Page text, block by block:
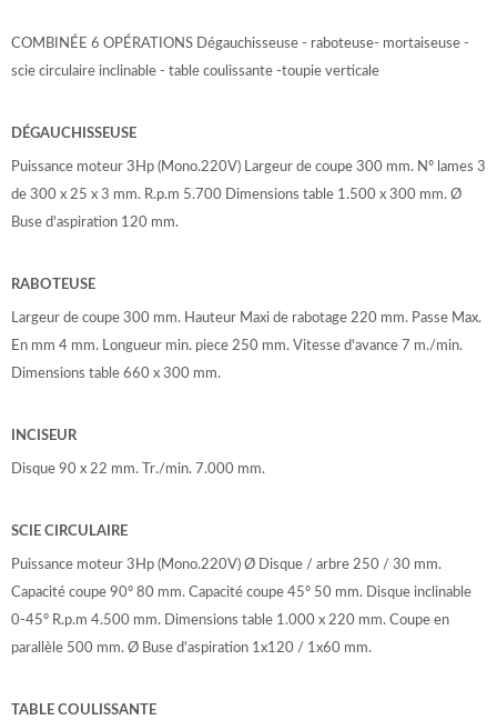
COMBINÉE 6 OPÉRATIONS Dégauchisseuse - raboteuse- mortaiseuse -
scie circulaire inclinable - table coulissante -toupie verticale
DÉGAUCHISSEUSE
Puissance moteur 3Hp (Mono.220V) Largeur de coupe 300 mm. Nº lames 3
de 300 x 25 x 3 mm. R.p.m 5.700 Dimensions table 1.500 x 300 mm. Ø
Buse d'aspiration 120 mm.
RABOTEUSE
Largeur de coupe 300 mm. Hauteur Maxi de rabotage 220 mm. Passe Max.
En mm 4 mm. Longueur min. piece 250 mm. Vitesse d'avance 7 m./min.
Dimensions table 660 x 300 mm.
INCISEUR
Disque 90 x 22 mm. Tr./min. 7.000 mm.
SCIE CIRCULAIRE
Puissance moteur 3Hp (Mono.220V) Ø Disque / arbre 250 / 30 mm.
Capacité coupe 90º 80 mm. Capacité coupe 45º 50 mm. Disque inclinable
0-45º R.p.m 4.500 mm. Dimensions table 1.000 x 220 mm. Coupe en
parallèle 500 mm. Ø Buse d'aspiration 1x120 / 1x60 mm.
TABLE COULISSANTE